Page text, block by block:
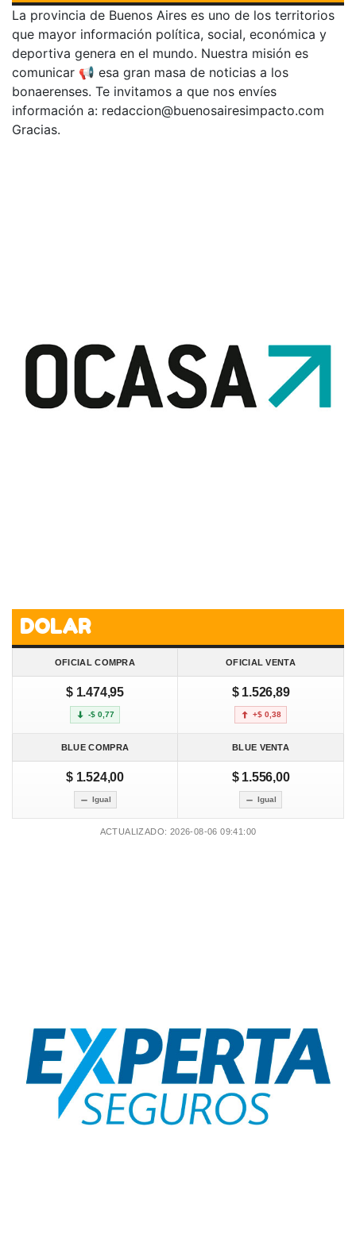
La provincia de Buenos Aires es uno de los territorios
que mayor información política, social, económica y
deportiva genera en el mundo. Nuestra misión es
comunicar 📢 esa gran masa de noticias a los
bonaerenses. Te invitamos a que nos envíes
información a: redaccion@buenosairesimpacto.com
Gracias.
DOLAR
OFICIAL COMPRA OFICIAL VENTA
$ 1.474,95
-$ 0,77
$ 1.526,89
+$ 0,38
BLUE COMPRA BLUE VENTA
$ 1.524,00
Igual
$ 1.556,00
Igual
ACTUALIZADO: 2026-08-06 09:41:00